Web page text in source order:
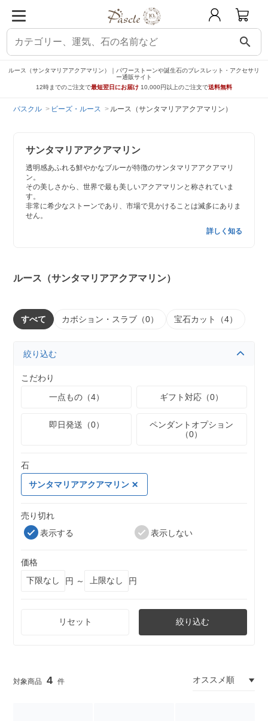
search
ルース（サンタマリアアクアマリン）｜パワーストーンや誕生石のブレスレット・アクセサリ
ー通販サイト
12時までのご注文で最短翌日にお届け 10,000円以上のご注文で送料無料
パスクル ビーズ・ルース ルース（サンタマリアアクアマリン）
サンタマリアアクアマリン
透明感あふれる鮮やかなブルーが特徴のサンタマリアアクアマリ
ン。
その美しさから、世界で最も美しいアクアマリンと称されていま
す。
非常に希少なストーンであり、市場で見かけることは滅多にありま
せん。
詳しく知る
ルース（サンタマリアアクアマリン）
すべて カボション・スラブ（0） 宝石カット（4）
絞り込む
こだわり
一点もの（4）
ギフト対応（0）
即日発送（0）
ペンダントオプション
（0）
石
サンタマリアアクアマリン
売り切れ
表示する
表示しない
価格
円 ～
円
リセット 絞り込む
4